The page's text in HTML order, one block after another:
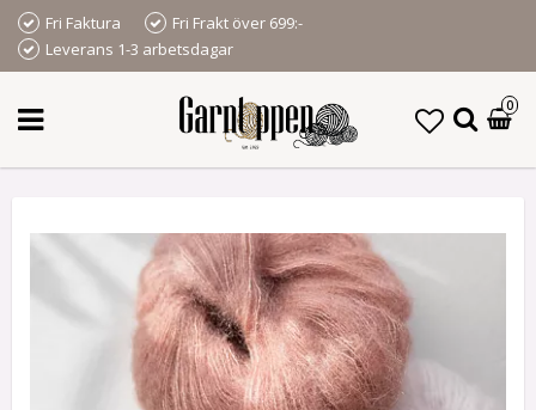
Fri Faktura
Fri Frakt över 699:-
Leverans 1-3 arbetsdagar
0